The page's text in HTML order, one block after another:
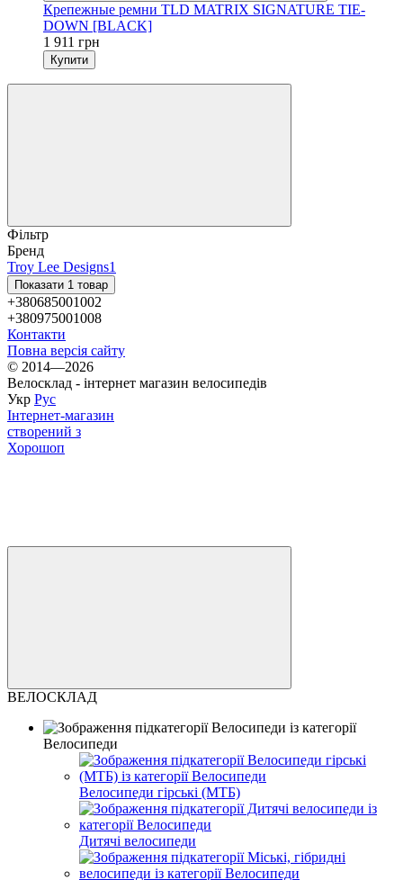
Крепежные ремни TLD MATRIX SIGNATURE TIE-
DOWN [BLACK]
1 911 грн
Купити
Фільтр
Бренд
Troy Lee Designs1
Показати 1 товар
+380685001002
+380975001008
Контакти
Повна версія сайту
© 2014—2026
Велосклад - інтернет магазин велосипедів
Укр Рус
Інтернет-магазин
створений з
Хорошоп
ВЕЛОСКЛАД
Велосипеди
Велосипеди гірські (МТБ)
Дитячі велосипеди